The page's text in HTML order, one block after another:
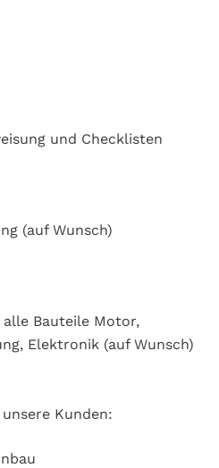
und Checklisten
(auf Wunsch)
alle Bauteile Motor,
Elektronik (auf Wunsch)
Kunden: